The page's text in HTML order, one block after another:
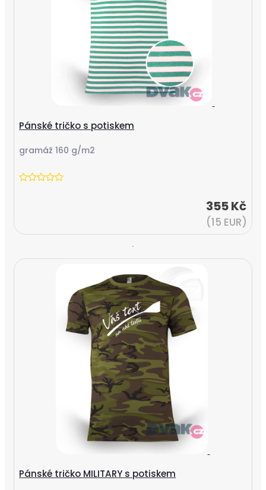
Pánské tričko s potiskem
gramáž 160 g/m2
355 Kč
(15 EUR)
Pánské tričko MILITARY s potiskem